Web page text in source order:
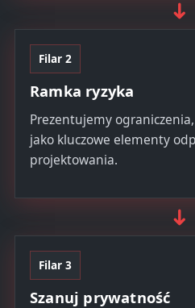
➜
Filar 2
Ramka ryzyka
Prezentujemy
jako kluczowe elementy
projektowania.
➜
Filar 3
Szanuj prywatność